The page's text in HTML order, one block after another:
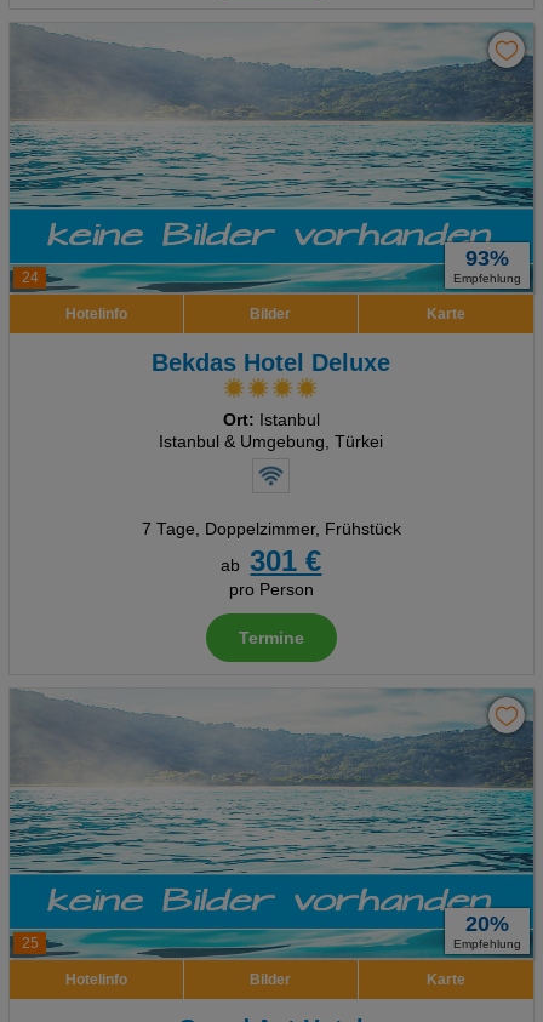
24
93%
Empfehlung
Hotelinfo Bilder Karte
Bekdas Hotel Deluxe
Ort: Istanbul
Istanbul & Umgebung, Türkei
7 Tage, Doppelzimmer, Frühstück
ab
301 €
pro Person
Termine
25
20%
Empfehlung
Hotelinfo Bilder Karte